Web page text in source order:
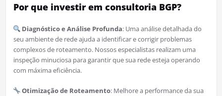
Por que investir em consultoria BGP?
Diagnóstico e Análise Profunda: Uma análise detalhada do
seu ambiente de rede ajuda a identificar e corrigir problemas
complexos de roteamento. Nossos especialistas realizam uma
inspeção minuciosa para garantir que sua rede esteja operando
com máxima eficiência.
Otimização de Roteamento: Melhore a performance da sua